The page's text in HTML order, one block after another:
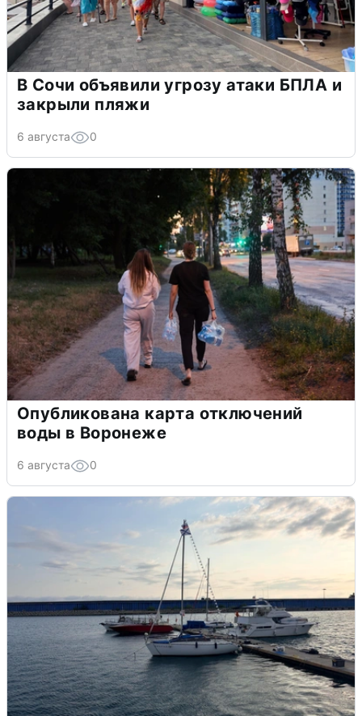
В Сочи объявили угрозу атаки БПЛА и
закрыли пляжи
6 августа 0
Опубликована карта отключений
воды в Воронеже
6 августа 0